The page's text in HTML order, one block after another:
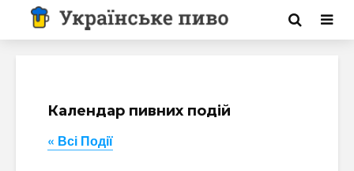
Календар пивних подій
« Всі Події